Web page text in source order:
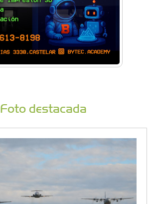
Foto destacada